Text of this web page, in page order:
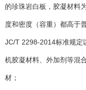
的珍珠岩白板，胶凝材料
度和密度（容重）都高于
JC/T 2298-2014标准规定
机胶凝材料、外加剂等混
材；